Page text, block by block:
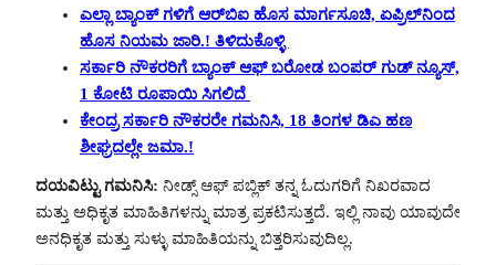
ಎಲ್ಲಾ ಬ್ಯಾಂಕ್ ಗಳಿಗೆ ಆರ್‌ಬಿಐ ಹೊಸ ಮಾರ್ಗಸೂಚಿ, ಏಪ್ರಿಲ್‌ನಿಂದ
ಹೊಸ ನಿಯಮ ಜಾರಿ.! ತಿಳಿದುಕೊಳ್ಳಿ
ಸರ್ಕಾರಿ ನೌಕರರಿಗೆ ಬ್ಯಾಂಕ್ ಆಫ್ ಬರೋಡ ಬಂಪರ್ ಗುಡ್ ನ್ಯೂಸ್,
1 ಕೋಟಿ ರೂಪಾಯಿ ಸಿಗಲಿದೆ
ಕೇಂದ್ರ ಸರ್ಕಾರಿ ನೌಕರರೇ ಗಮನಿಸಿ, 18 ತಿಂಗಳ ಡಿಎ ಹಣ
ಶೀಘ್ರದಲ್ಲೇ ಜಮಾ.!
ದಯವಿಟ್ಟು ಗಮನಿಸಿ: ನೀಡ್ಸ್ ಆಫ್ ಪಬ್ಲಿಕ್ ತನ್ನ ಓದುಗರಿಗೆ ನಿಖರವಾದ
ಮತ್ತು ಅಧಿಕೃತ ಮಾಹಿತಿಗಳನ್ನು ಮಾತ್ರ ಪ್ರಕಟಿಸುತ್ತದೆ. ಇಲ್ಲಿ ನಾವು ಯಾವುದೇ
ಅನಧಿಕೃತ ಮತ್ತು ಸುಳ್ಳು ಮಾಹಿತಿಯನ್ನು ಬಿತ್ತರಿಸುವುದಿಲ್ಲ.